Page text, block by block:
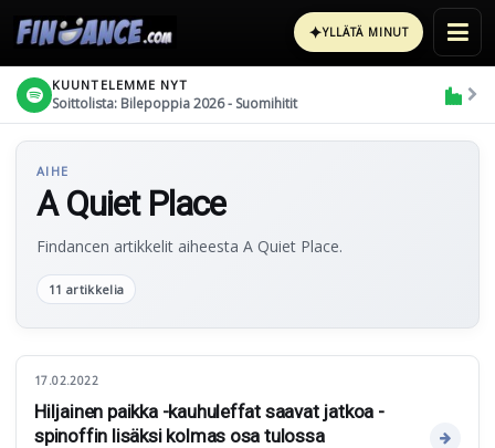
✦YLLÄTÄ MINUT
KUUNTELEMME NYT
Soittolista: Bilepoppia 2026 - Suomihitit
AIHE
A Quiet Place
Findancen artikkelit aiheesta A Quiet Place.
11 artikkelia
17.02.2022
Hiljainen paikka -kauhuleffat saavat jatkoa -
spinoffin lisäksi kolmas osa tulossa